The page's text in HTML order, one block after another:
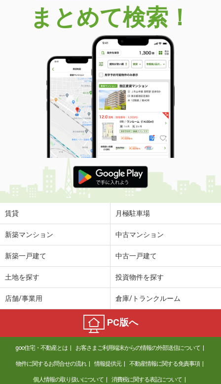
宮崎県宮崎市吉村町引土
価 格
4.50万円
宮崎県宮崎市吉村町引土
26.08m²
間取り
1K
宮崎県宮崎市吉村町引土
価 格
4.50万円
住 所
宮崎県宮崎市吉村町引土
専有面積 26.08m²
間取り
1K
宮崎県宮崎市吉村町引土
価 格
4.50万円
住 所
宮崎県宮崎市吉村町引土
専有面積
宮崎県宮崎市吉村町引土
4.50万円
宮崎県宮崎市大島町立野
4.50万円
住 所
宮崎県宮崎市大島町立野
専有面積 22.35m²
間取り
1K
宮崎県宮崎市大島町立野
まとめて検索！
賃貸 月極駐車場
新築マンション 中古マンション
新築一戸建て 中古一戸建て
土地を探す 投資物件を探す
店舗/事業用 倉庫/トランクルーム
PC版へ
goo住宅・不動産とは お客さまご利用端末からの情報の外部送信について
物件に関するお問合せの流れ 情報提供元 不動産情報に関する免責事項
個人情報の取り扱いについて 消費税に関する表記について